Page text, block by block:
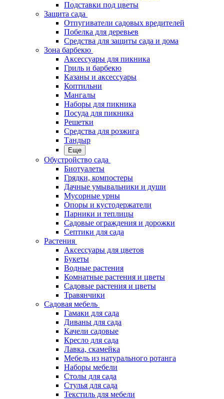
Подставки под цветы
Защита сада
Отпугиватели садовых вредителей
Побелка для деревьев
Средства для защиты сада и дома
Зона барбекю
Аксессуары для пикника
Гриль и барбекю
Казаны и аксессуары
Коптильни
Мангалы
Наборы для пикника
Посуда для пикника
Решетки
Средства для розжига
Тандыр
Еще
Обустройство сада
Биотуалеты
Грядки, компостеры
Дачные умывальники и души
Мусорные урны
Опоры и кустодержатели
Парники и теплицы
Садовые ограждения и дорожки
Септики для сада
Растения
Аксессуары для цветов
Букеты
Водные растения
Комнатные растения и цветы
Садовые растения и цветы
Травянчики
Садовая мебель
Гамаки для сада
Диваны для сада
Качели садовые
Кресло для сада
Лавка, скамейка
Мебель из натурального ротанга
Наборы мебели
Столы для сада
Стулья для сада
Текстиль для мебели